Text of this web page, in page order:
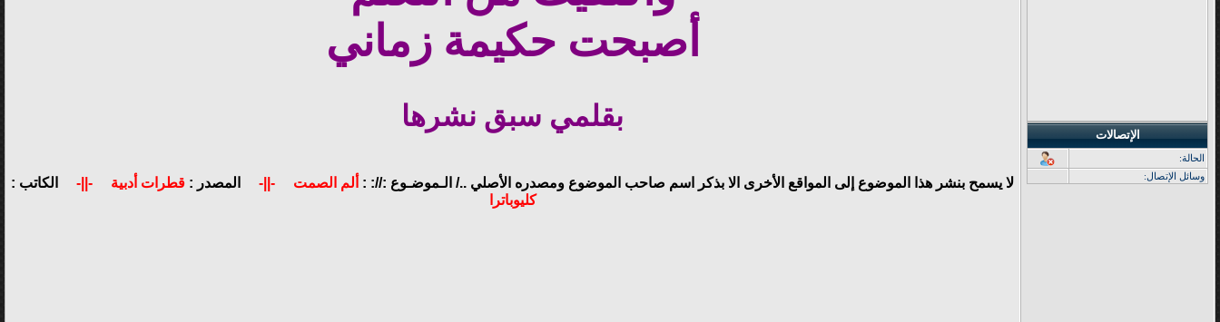
الإتصالات
الحالة:
وسائل الإتصال:
أصبحت حكيمة زماني
بقلمي سبق نشرها
لا يسمح بنشر هذا الموضوع إلى المواقع الأخرى الا بذكر اسم صاحب الموضوع ومصدره الأصلي ../ الـموضـوع ://: : ألم الصمت -||- المصدر : قطرات أدبية -||-
الكاتب :
كليوباترا